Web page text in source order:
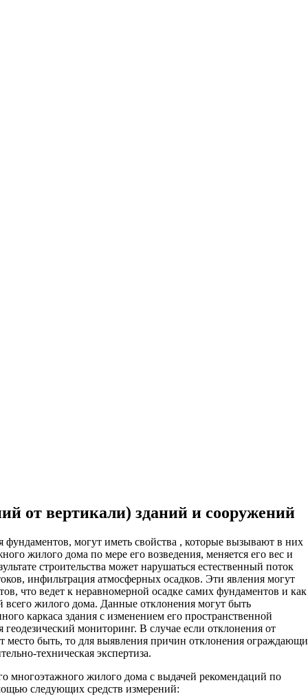
от вертикали) зданий и сооружений
могут иметь свойства , которые вызывают в них
жилого дома по мере его возведения, меняется его вес и
строительства может нарушаться естественный поток
инфильтрация атмосферных осадков. Эти явления могут
что ведет к неравномерной осадке самих фундаментов и как
жилого дома. Данные отклонения могут быть
каркаса здания с изменением его пространственной
мониторинг. В случае если отклонения от
быть, то для выявления причин отклонения
техническая экспертиза.
многоэтажного жилого дома с выдачей рекомендаций по
следующих средств измерений: